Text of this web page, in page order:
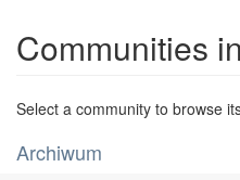
Communities
Select a community to browse
Archiwum